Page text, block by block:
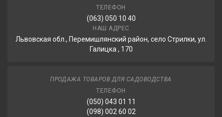
ТЕЛЕФОН
(063) 050 10 40
НАШ АДРЕС
Львовская обл., Перемишлянский район, село Стрилки, ул.
Галицка , 170
ПРОДАЖА ТОВАРОВ ДЛЯ САДОВОДСТВА
ТЕЛЕФОН
(050) 043 01 11
(098) 002 60 02